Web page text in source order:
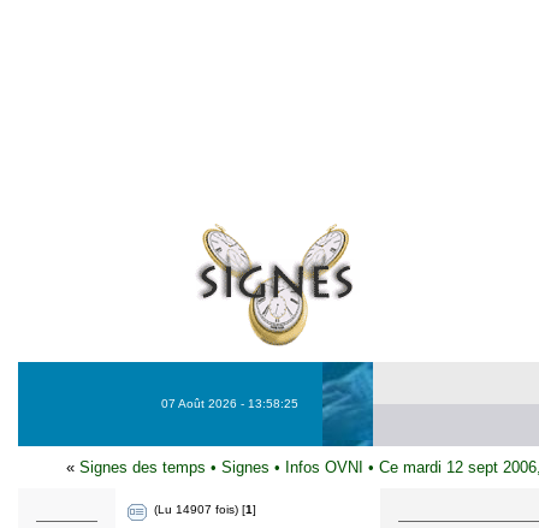
07 Août 2026 - 13:58:25
« Signes des temps • Signes • Infos OVNI • Ce mardi 12 sept
(Lu 14907 fois) [1]